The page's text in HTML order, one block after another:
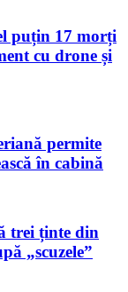
puțin 17 morți
cu drone și
permite
în cabină
trei ținte din
„scuzele”